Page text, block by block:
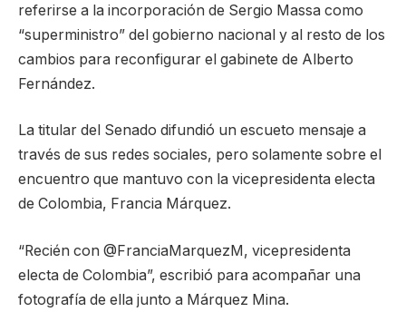
referirse a la incorporación de Sergio Massa como
“superministro” del gobierno nacional y al resto de los
cambios para reconfigurar el gabinete de Alberto
Fernández.
La titular del Senado difundió un escueto mensaje a
través de sus redes sociales, pero solamente sobre el
encuentro que mantuvo con la vicepresidenta electa
de Colombia, Francia Márquez.
“Recién con @FranciaMarquezM, vicepresidenta
electa de Colombia”, escribió para acompañar una
fotografía de ella junto a Márquez Mina.